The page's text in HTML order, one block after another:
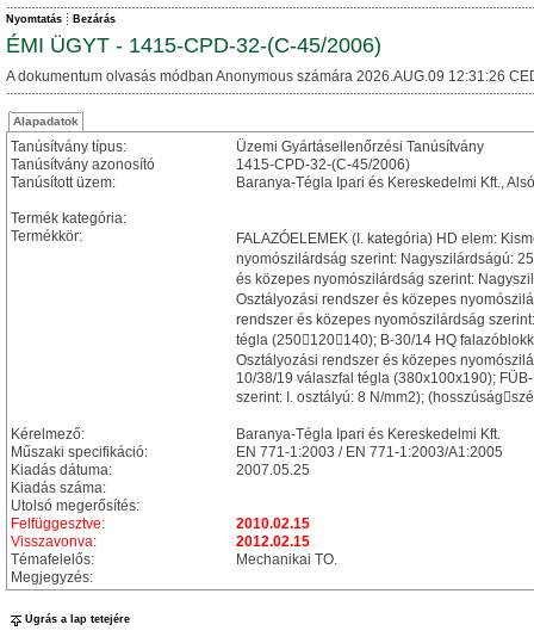
Nyomtatás Bezárás
ÉMI ÜGYT - 1415-CPD-32-(C-45/2006)
A dokumentum olvasás módban Anonymous számára 2026.AUG.09 12:31:26
Alapadatok
Tanúsítvány típus:
Üzemi Gyártásellenőrzési Tanúsítvány
Tanúsítvány azonosító
1415-CPD-32-(C-45/2006)
Tanúsított üzem:
Baranya-Tégla Ipari és Kereskedelmi Kft.,
Termék kategória:
Termékkör:
FALAZÓELEMEK (I. kategória) HD elem:
nyomószilárdság szerint: Nagyszilárdságú:
és közepes nyomószilárdság szerint:
Osztályozási rendszer és közepes
rendszer és közepes nyomószilárdság
tégla (250120140); B-30/14 HQ
Osztályozási rendszer és közepes
10/38/19 válaszfal tégla (380x100x190);
szerint: I. osztályú: 8 N/mm2);
Kérelmező:
Baranya-Tégla Ipari és Kereskedelmi Kft.
Műszaki specifikáció:
EN 771-1:2003 / EN 771-1:2003/A1:2005
Kiadás dátuma:
2007.05.25
Kiadás száma:
Utolsó megerősítés:
Felfüggesztve:
2010.02.15
Visszavonva:
2012.02.15
Témafelelős:
Mechanikai TO.
Megjegyzés:
Ugrás a lap tetejére